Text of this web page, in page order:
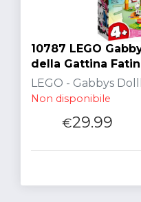
10787 LEGO
della Gattina
LEGO - Gabbys
Non disponibile
€29.99